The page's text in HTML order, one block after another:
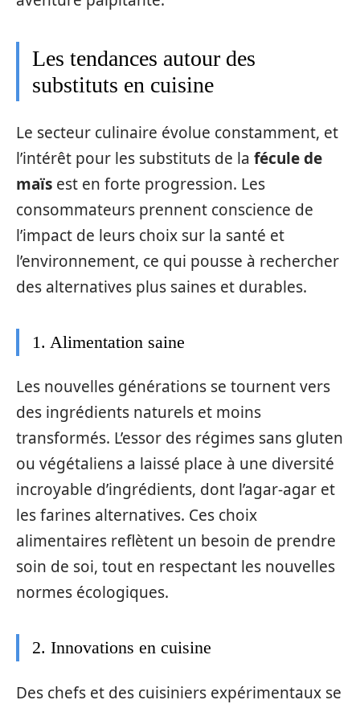
Les tendances autour des
substituts en cuisine
Le secteur culinaire évolue constamment, et
l’intérêt pour les substituts de la fécule de
maïs est en forte progression. Les
consommateurs prennent conscience de
l’impact de leurs choix sur la santé et
l’environnement, ce qui pousse à rechercher
des alternatives plus saines et durables.
1. Alimentation saine
Les nouvelles générations se tournent vers
des ingrédients naturels et moins
transformés. L’essor des régimes sans gluten
ou végétaliens a laissé place à une diversité
incroyable d’ingrédients, dont l’agar-agar et
les farines alternatives. Ces choix
alimentaires reflètent un besoin de prendre
soin de soi, tout en respectant les nouvelles
normes écologiques.
2. Innovations en cuisine
Des chefs et des cuisiniers expérimentaux se